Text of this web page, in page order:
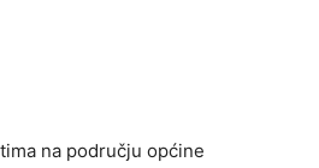
na području općine